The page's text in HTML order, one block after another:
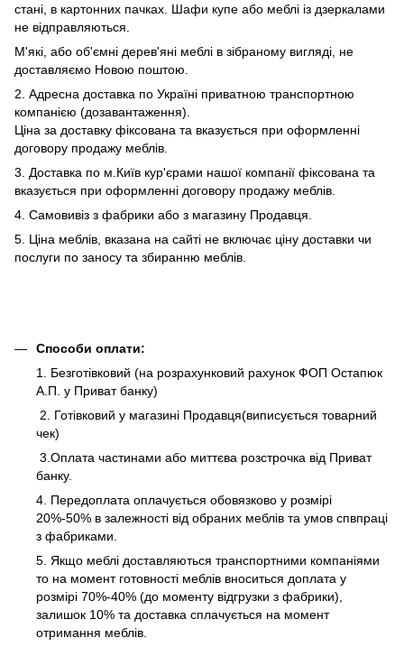
стані, в картонних пачках. Шафи купе або меблі із дзеркалами
не відправляються.
М'які, або об'ємні дерев'яні меблі в зібраному вигляді, не
доставляємо Новою поштою.
2. Адресна доставка по Україні приватною транспортною
компанією (дозавантаження).
Ціна за доставку фіксована та вказується при оформленні
договору продажу меблів.
3. Доставка по м.Київ кур'єрами нашої компанії фіксована та
вказується при оформленні договору продажу меблів.
4. Самовивіз з фабрики або з магазину Продавця.
5. Ціна меблів, вказана на сайті не включає ціну доставки чи
послуги по заносу та збиранню меблів.
Способи оплати:
1. Безготівковий (на розрахунковий рахунок ФОП Остапюк
А.П. у Приват банку)
2. Готівковий у магазині Продавця(виписується товарний
чек)
3.Оплата частинами або миттєва розстрочка від Приват
банку.
4. Передоплата оплачується обовязково у розмірі
20%-50% в залежності від обраних меблів та умов спвпраці
з фабриками.
5. Якщо меблі доставляються транспортними компаніями
то на момент готовності меблів вноситься доплата у
розмірі 70%-40% (до моменту відгрузки з фабрики),
залишок 10% та доставка сплачується на момент
отримання меблів.